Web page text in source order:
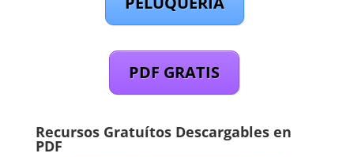
PDF GRATIS
Recursos Gratuítos Descargables en
PDF